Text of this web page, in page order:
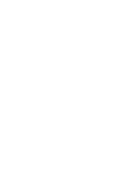
użytkowników
które są w